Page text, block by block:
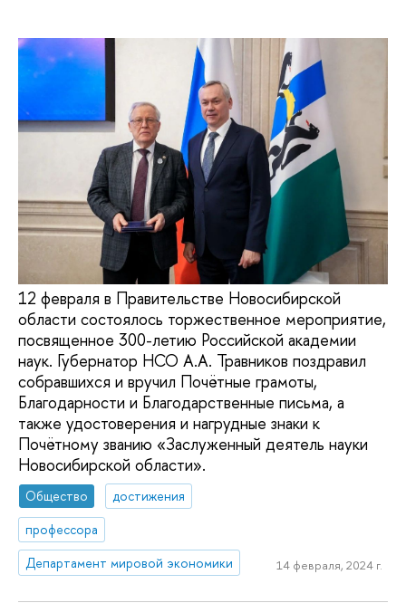
12 февраля в Правительстве Новосибирской
области состоялось торжественное мероприятие,
посвященное 300-летию Российской академии
наук. Губернатор НСО А.А. Травников поздравил
собравшихся и вручил Почётные грамоты,
Благодарности и Благодарственные письма, а
также удостоверения и нагрудные знаки к
Почётному званию «Заслуженный деятель науки
Новосибирской области».
Общество
достижения
профессора
Департамент мировой экономики
14 февраля, 2024 г.